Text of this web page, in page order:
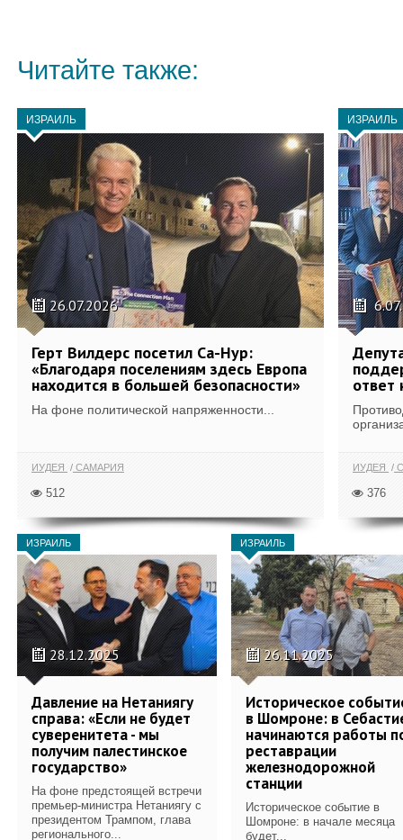
Читайте также:
ИЗРАИЛЬ
26.07.2026
Герт Вилдерс посетил Са-Нур:
«Благодаря поселениям здесь Европа
находится в большей безопасности»
На фоне политической напряженности...
ИУДЕЯ САМАРИЯ
512
ИЗРАИЛЬ
ответ
ИУДЕЯ
376
ИЗРАИЛЬ
28.12.2025
Давление на Нетаниягу
справа: «Если не будет
суверенитета - мы
получим палестинское
государство»
На фоне предстоящей встречи
премьер-министра Нетаниягу с
президентом Трампом, глава
регионального...
ИЗРАИЛЬ
26.11.2025
Историческое
в Шомроне: в
начинаются работы
реставрации
железнодорожной
станции
Историческое событие в
Шомроне: в начале месяца
будет...